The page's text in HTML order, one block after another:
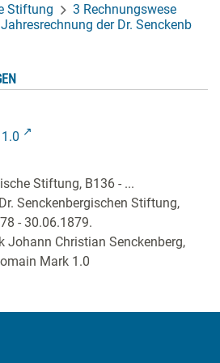
Stiftung
3 Rechnungswese
der Dr. Senckenb
Stiftung, B136 - ...
Senckenbergischen Stiftung,
- 30.06.1879.
Johann Christian Senckenberg,
Mark 1.0